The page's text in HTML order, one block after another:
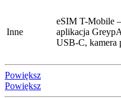
Inne
eSIM T-Mobile
aplikacja
USB-C, kamera
Powiększ
Powiększ